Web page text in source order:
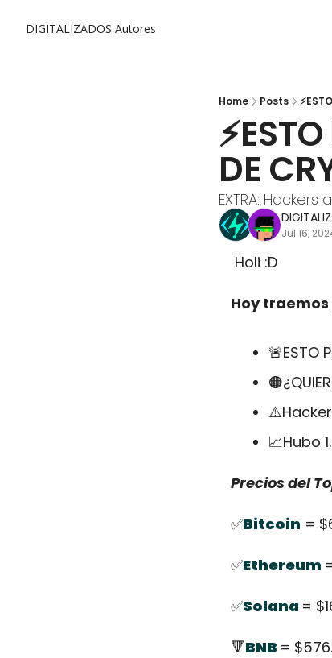
DIGITALIZADOS Autores
Home Posts
DE
EXTRA:
Jul 16,
Holi :D
Hoy
🚨ESTO
🟠
📈Hubo
Precios del
✅Bitcoin =
✅Ethereum
✅Solana =
🔻BNB =